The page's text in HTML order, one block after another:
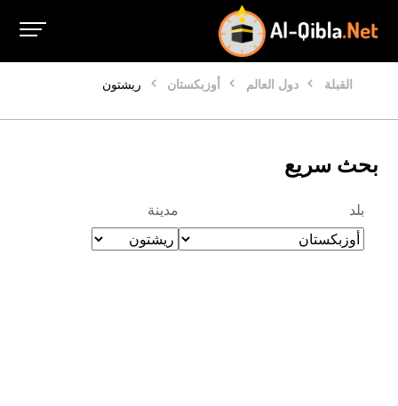
القبلة دول العالم أوزبكستان ريشتون
بحث سريع
بلد مدينة